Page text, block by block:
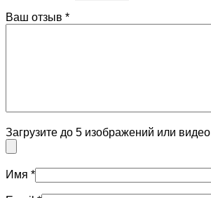
Ваш отзыв *
Загрузите до 5 изображений или видео
Имя *